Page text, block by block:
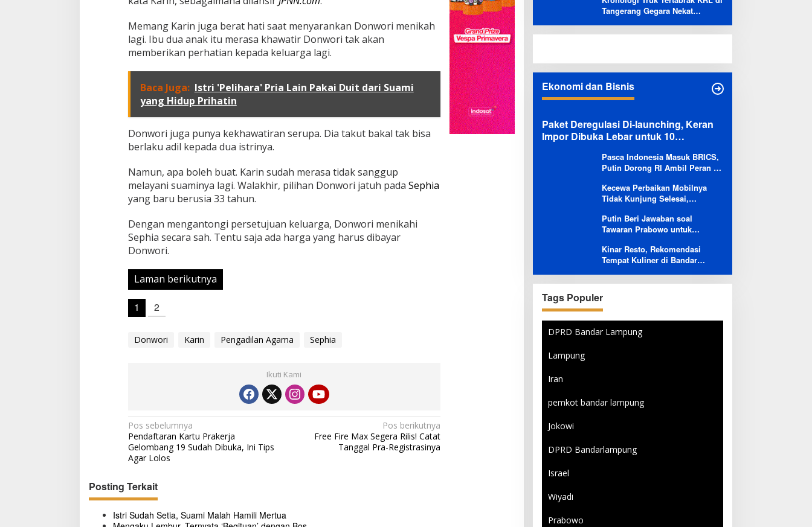
I
s
t
i
I
z
i
n
k
a
n
u
a
m
i
e
r
p
l
i
g
m
Memang Karin juga berat hati saat menyarankan Donwori menikah
lagi. Ibu dua anak itu merasa khawatir Donwori tak akan
memberikan perhatian kepada keluarga lagi.
Baca Juga: Istri 'Pelihara' Pria Lain Pakai Duit dari Suami
yang Hidup Prihatin
Donwori juga punya kekhawatiran serupa. Dia takut bakal tak bisa
berlaku adil kepada dua istrinya.
Namun, apa boleh buat. Karin sudah merasa tidak sanggup
melayani suaminya lagi. Walakhir, pilihan Donwori jatuh pada Sephia
yang baru berusia 33 tahun.
Dengan mengantongi persetujuan keluarga, Donwori menikahi
Sephia secara sah. Tentu saja ada harga yang harus dibayar
Donwori.
Laman berikutnya
1 2
Donwori Karin Pengadilan Agama Sephia
Ikuti Kami
N
a
v
i
g
a
Pos sebelumnya
Pendaftaran Kartu Prakerja
Gelombang 19 Sudah Dibuka, Ini Tips
Agar Lolos
Pos berikutnya
Free Fire Max Segera Rilis! Catat
Tanggal Pra-Registrasinya
Posting Terkait
Istri Sudah Setia, Suami Malah Hamili Mertua
Penyelidikan
Tangerang Gegara Nekat
Timpa 2 Motor
Ekonomi dan Bisnis
Paket Deregulasi Di-launching, Keran
Impor Dibuka Lebar untuk 10
Pasca Indonesia Masuk BRICS,
Putin Dorong RI Ambil Peran di
Kecewa Perbaikan Mobilnya
Tidak Kunjung Selesai,
Hyundai: Gencar Promosi tapi
Buruk Layanan After-Sales
Putin Beri Jawaban soal
Tawaran Prabowo untuk
Penerbangan Langsung Rusia-
Indonesia
Kinar Resto, Rekomendasi
Tempat Kuliner di Bandar
dan Orang Tersayang
Tags Populer
DPRD Bandar Lampung
Lampung
Iran
pemkot bandar lampung
Jokowi
DPRD Bandarlampung
Israel
Wiyadi
Prabowo